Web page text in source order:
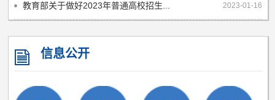
教育部关于做好2023年普通高校招生... 2023-01-16
信息公开